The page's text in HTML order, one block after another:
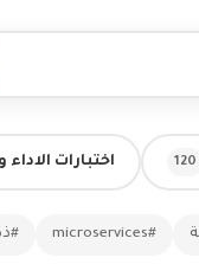
120 اختبارات الاداء
#microservices